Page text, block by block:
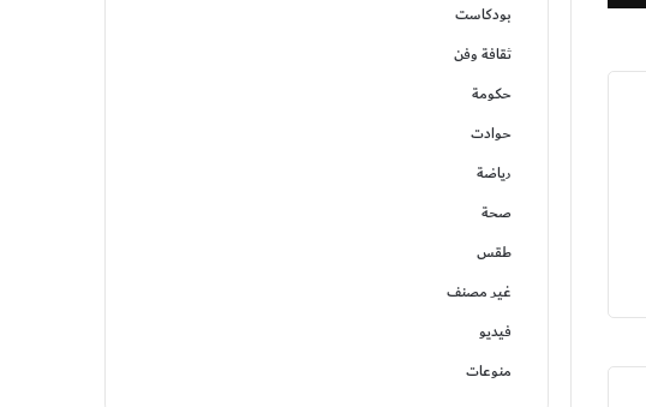
بودكاست
ثقافة وفن
حكومة
حوادت
رياضة
صحة
طقس
غير مصنف
فيديو
منوعات